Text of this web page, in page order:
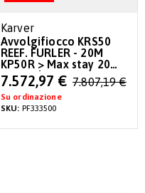
Karver
Avvolgifiocco KRS50
REEF. FURLER - 20M
KP50R > Max stay 20
mm - Plate S
Special
Price
7.572,97 € 7.807,19 €
Su ordinazione
SKU: PF333500